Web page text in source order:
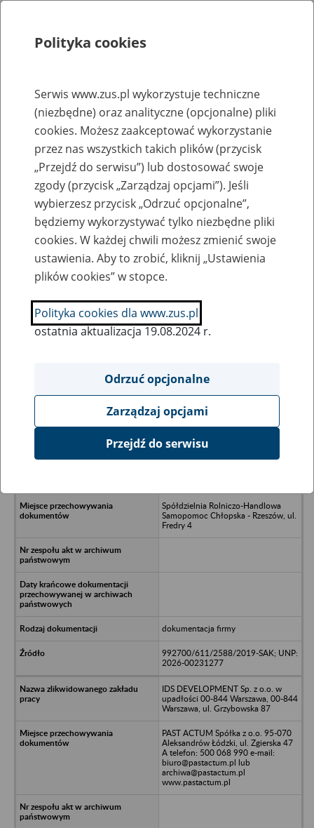
Rejestry, ewidencje i archiwa
Baza zlikwidowanych lub
przekształconych zakładów pracy
Nazwa zakładu pracy:
SZUKAJ
Ukryj wszystkie pozycje bazy
Gminna Spółdzielnia Samopomoc
Spółdzielnia Rolniczo-Handlowa
Samopomoc Chłopska - Rzeszów, ul.
Fredry 4
dokumentacja firmy
992700/611/2588/2019-SAK; UNP:
2026-00231277
IDS DEVELOPMENT Sp. z o.o. w
upadłości 00-844 Warszawa, 00-844
Warszawa, ul. Grzybowska 87
PAST ACTUM Spółka z o.o. 95-070
Aleksandrów Łódzki, ul. Zgierska 47
A telefon: 500 068 990 e-mail:
biuro@pastactum.pl lub
archiwa@pastactum.pl
www.pastactum.pl
Polityka cookies
Serwis www.zus.pl wykorzystuje techniczne
(niezbędne) oraz analityczne (opcjonalne) pliki
cookies. Możesz zaakceptować wykorzystanie
przez nas wszystkich takich plików (przycisk
„Przejdź do serwisu”) lub dostosować swoje
zgody (przycisk „Zarządzaj opcjami”). Jeśli
wybierzesz przycisk „Odrzuć opcjonalne”,
będziemy wykorzystywać tylko niezbędne pliki
cookies. W każdej chwili możesz zmienić swoje
ustawienia. Aby to zrobić, kliknij „Ustawienia
plików cookies” w stopce.
Polityka cookies dla www.zus.pl
ostatnia aktualizacja 19.08.2024 r.
Odrzuć opcjonalne
Zarządzaj opcjami
Przejdź do serwisu